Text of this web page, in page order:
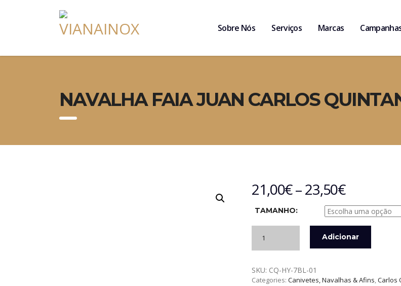
Sobre Nós Serviços Marcas
NAVALHA FAIA JUAN CARLOS
21,00€–23,50€
TAMANHO:
NAVALHA
JUAN
CARLOS
Adicionar
SKU: CQ-HY-7BL-01
Categories: Canivetes, Navalhas & Afins,Carlos